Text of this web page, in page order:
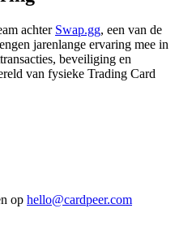
achter Swap.gg, een van de
jarenlange ervaring mee in
beveiliging en
van fysieke Trading Card
op hello@cardpeer.com